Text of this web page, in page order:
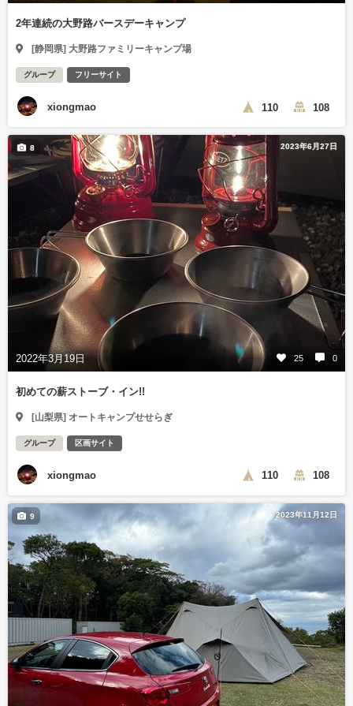
2年連続の大野路バースデーキャンプ
[静岡県] 大野路ファミリーキャンプ場
グループ フリーサイト
xiongmao 110 108
2023年6月27日
2022年3月19日 25 0
8
初めての薪ストーブ・イン!!
[山梨県] オートキャンプせせらぎ
グループ 区画サイト
xiongmao 110 108
2023年11月12日
9